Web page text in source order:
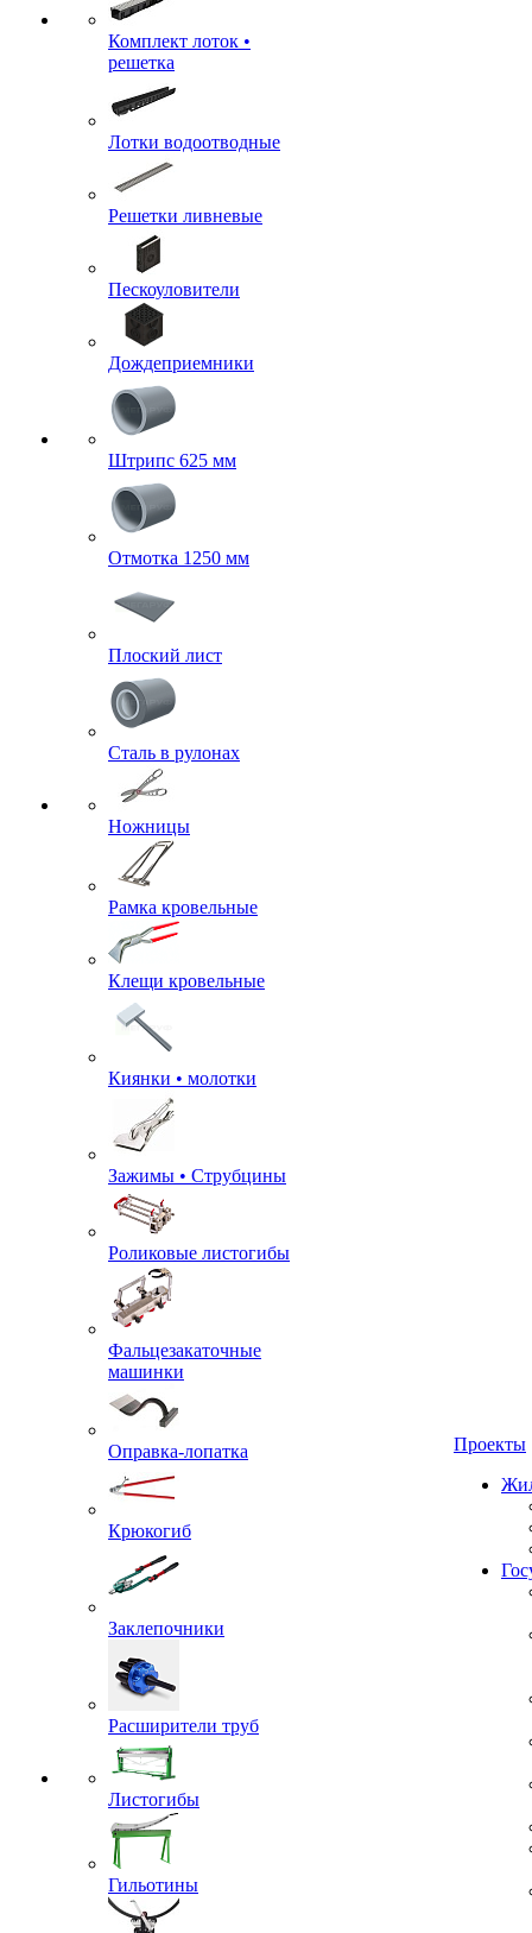
Комплект лоток •
решетка
Лотки водоотводные
Решетки ливневые
Пескоуловители
Дождеприемники
Штрипс 625 мм
Отмотка 1250 мм
Плоский лист
Сталь в рулонах
Ножницы
Рамка кровельные
Клещи кровельные
Киянки • молотки
Зажимы • Струбцины
Роликовые листогибы
Фальцезакаточные
машинки
Оправка-лопатка
Крюкогиб
Заклепочники
Расширители труб
Листогибы
Гильотины